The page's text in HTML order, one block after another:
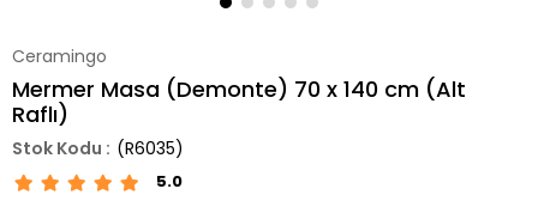
Ceramingo
Mermer Masa (Demonte) 70 x 140 cm (Alt
Raflı)
(R6035)
5.0